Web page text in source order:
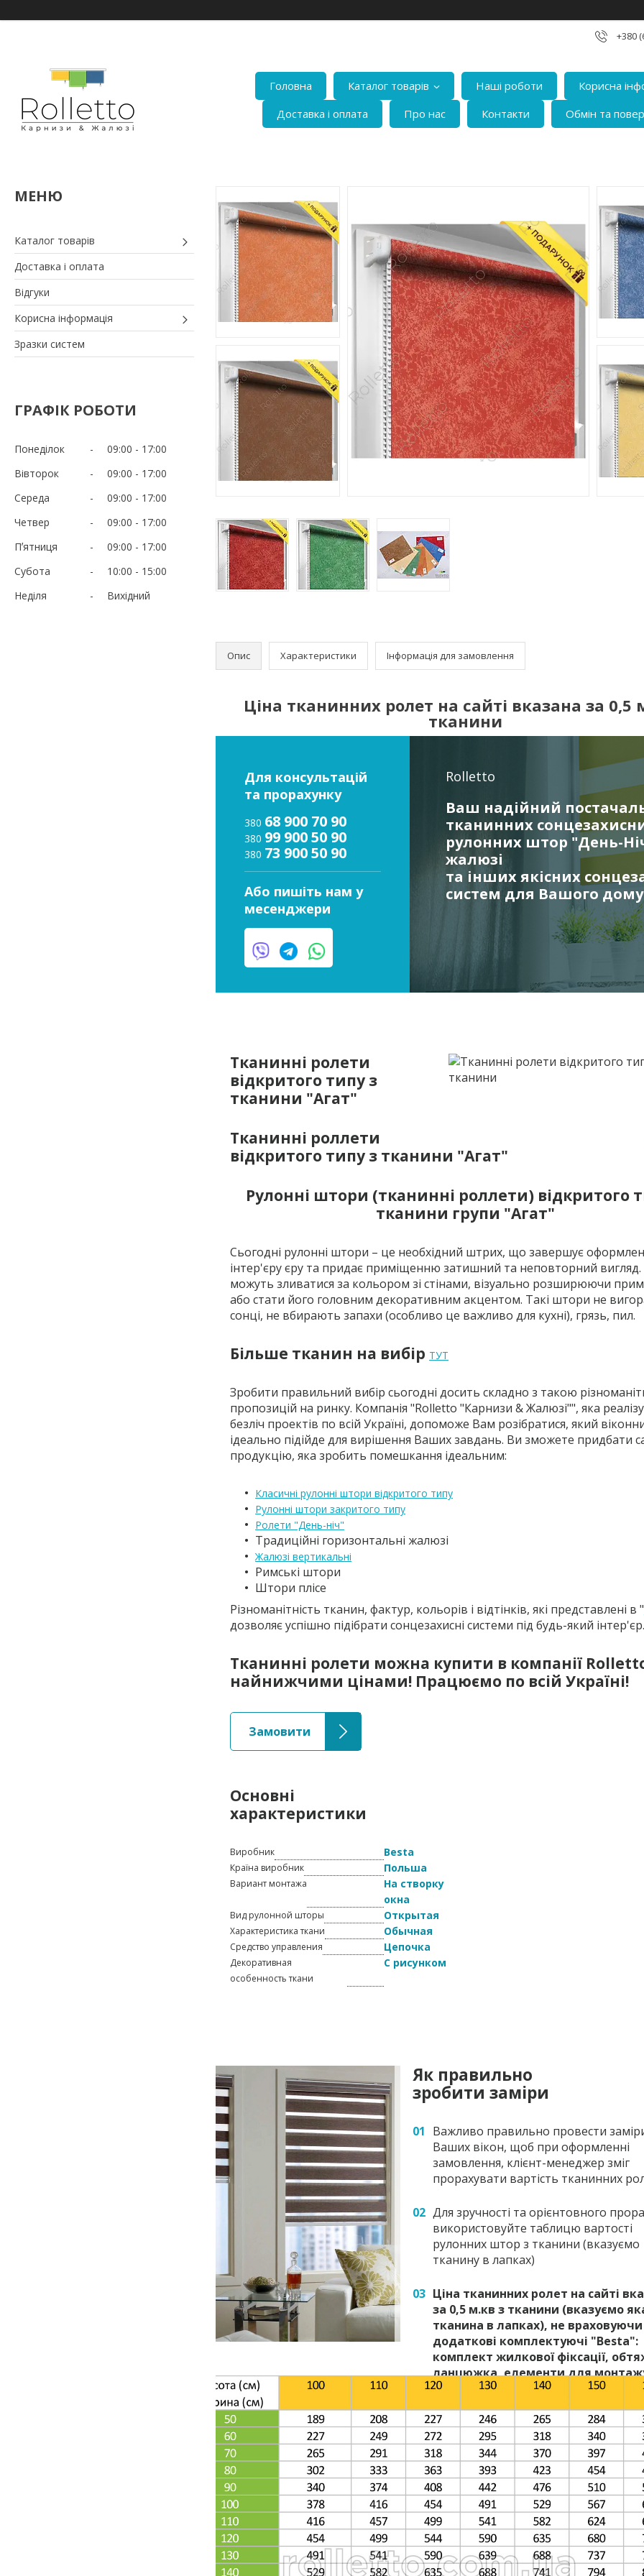
+380
Головна Каталог товарів Наші роботи Корисна
Доставка і оплата
Про нас Контакти Обмін та
Каталог товарів
Доставка і оплата
Відгуки
Корисна інформація
Зразки систем
ГРАФІК РОБОТИ
Понеділок 09:00
17:00
Вівторок
09:00
17:00
Середа
09:00
17:00
Четвер
09:00
17:00
Пʼятниця
09:00
17:00
Субота
10:00
15:00
Неділя
Вихідний
Опис Характеристики Інформація для замовлення
Ціна тканинних ролет на сайті вказана за 0,5
тканини
Для консультацій
та прорахунку
380 68 900 70 90
380 99 900 50 90
380 73 900 50 90
Або пишіть нам у
месенджери
Rolletto
Ваш надійний
тканинних
рулонних штор "День-
жалюзі
та інших якісних
систем для Вашого дому
Тканинні ролети
відкритого типу з
тканини "Агат"
Тканинні роллети
відкритого типу з тканини "Агат"
Рулонні штори (тканинні роллети) відкритого
тканини групи "Агат"
Сьогодні рулонні штори – це необхідний штрих, що завершує
інтер'єру єру та придає приміщенню затишний та неповторний
можуть зливатися за кольором зі стінами, візуально розширюючи
або стати його головним декоративним акцентом. Такі штори не
сонці, не вбирають запахи (особливо це важливо для кухні), грязь, пил.
Більше тканин на вибір ТУТ
Зробити правильний вибір сьогодні досить складно з такою
пропозицій на ринку. Компанія "Rolletto "Карнизи & Жалюзі"", яка
безліч проектів по всій Україні, допоможе Вам розібратися, який
ідеально підійде для вирішення Ваших завдань. Ви зможете придбати
продукцію, яка зробить помешкання ідеальним:
Класичні рулонні штори відкритого типу
Рулонні штори закритого типу
Ролети "День-ніч"
Традиційні горизонтальні жалюзі
Жалюзі вертикальні
Римські штори
Штори плісе
Різноманітність тканин, фактур, кольорів і відтінків, які представлені в "
дозволяє успішно підібрати сонцезахисні системи під будь-який інтер'єр.
Тканинні ролети можна купити в компанії
найнижчими цінами! Працюємо по всій Україні!
Замовити
Основні
характеристики
Виробник Besta
Країна виробник Польша
Вариант монтажа
На створку
окна
Вид рулонной шторы Открытая
Характеристика ткани Обычная
Средство управления Цепочка
Декоративная
особенность ткани
С рисунком
Як правильно
зробити заміри
01 Важливо правильно провести
Ваших вікон, щоб при оформленні
замовлення, клієнт-менеджер зміг
прорахувати вартість тканинних
02 Для зручності та орієнтовного
використовуйте таблицю вартості
рулонних штор з тканини (вказуємо
тканину в лапках)
03 Ціна тканинних ролет на сайті
за 0,5 м.кв з тканини (вказуємо
тканина в лапках), не враховуючи
додаткові комплектуючі "Besta":
комплект жилкової фіксації,
ланцюжка, елементи для
ролети (саморізи)